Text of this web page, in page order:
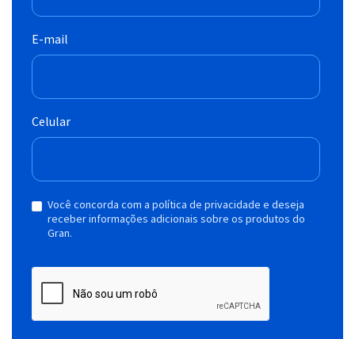
E-mail
Celular
Você concorda com a política de privacidade e deseja
receber informações adicionais sobre os produtos do
Gran.